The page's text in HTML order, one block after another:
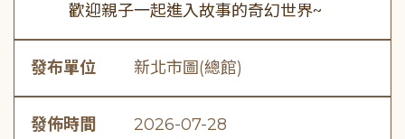
歡迎親子一起進入故事的奇幻世界~
發布單位 新北市圖(總館)
發佈時間 2026-07-28